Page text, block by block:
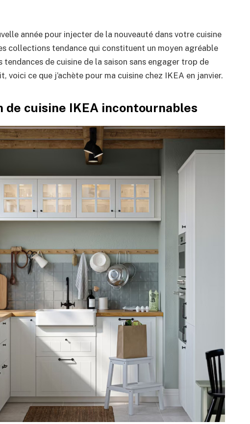
année pour injecter de la nouveauté dans votre cuisine
collections tendance qui constituent un moyen agréable
de cuisine de la saison sans engager trop de
voici ce que j’achète pour ma cuisine chez IKEA en janvier.
de cuisine IKEA incontournables